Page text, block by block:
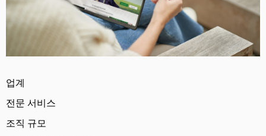
업계
전문 서비스
조직 규모